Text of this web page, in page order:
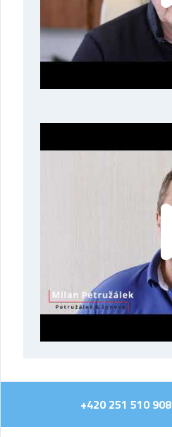
+420 251 510 908